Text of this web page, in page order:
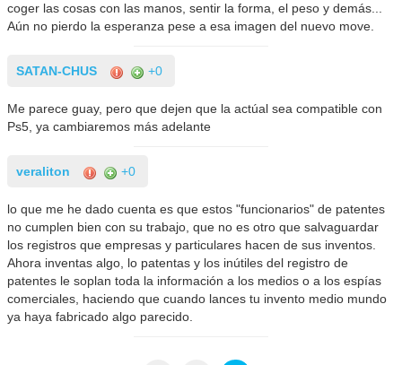
coger las cosas con las manos, sentir la forma, el peso y demás...
Aún no pierdo la esperanza pese a esa imagen del nuevo move.
SATAN-CHUS +0
Me parece guay, pero que dejen que la actúal sea compatible con
Ps5, ya cambiaremos más adelante
veraliton +0
lo que me he dado cuenta es que estos "funcionarios" de patentes
no cumplen bien con su trabajo, que no es otro que salvaguardar
los registros que empresas y particulares hacen de sus inventos.
Ahora inventas algo, lo patentas y los inútiles del registro de
patentes le soplan toda la información a los medios o a los espías
comerciales, haciendo que cuando lances tu invento medio mundo
ya haya fabricado algo parecido.